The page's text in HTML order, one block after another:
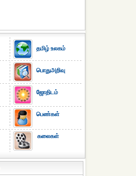
தமிழ் உலகம்
பொதுஅறிவு
ஜோதிடம்
பெண்கள்
கலைகள்